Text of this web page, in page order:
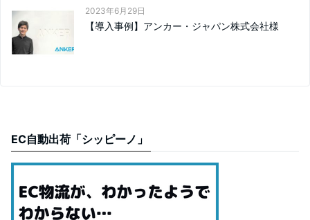
2023年6月29日
【導入事例】アンカー・ジャパン株式会社様
EC自動出荷「シッピーノ」